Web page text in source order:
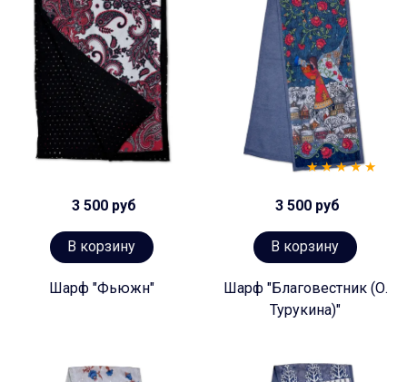
3 500 руб
В корзину
Шарф "Фьюжн"
3 500 руб
В корзину
Шарф "Благовестник (О.
Турукина)"